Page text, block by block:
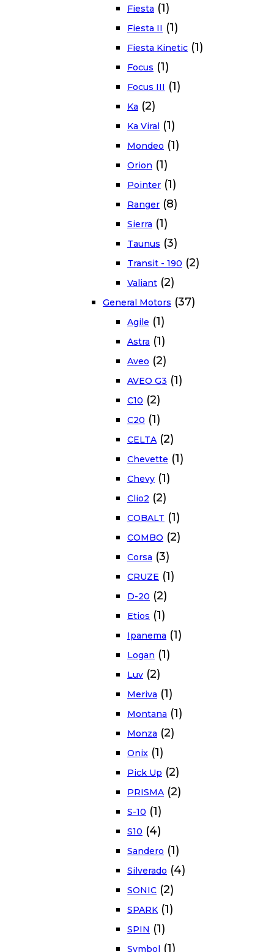
Fiesta (1)
Fiesta II (1)
Fiesta Kinetic (1)
Focus (1)
Focus III (1)
Ka (2)
Ka Viral (1)
Mondeo (1)
Orion (1)
Pointer (1)
Ranger (8)
Sierra (1)
Taunus (3)
Transit - 190 (2)
Valiant (2)
General Motors (37)
Agile (1)
Astra (1)
Aveo (2)
AVEO G3 (1)
C10 (2)
C20 (1)
CELTA (2)
Chevette (1)
Chevy (1)
Clio2 (2)
COBALT (1)
COMBO (2)
Corsa (3)
CRUZE (1)
D-20 (2)
Etios (1)
Ipanema (1)
Logan (1)
Luv (2)
Meriva (1)
Montana (1)
Monza (2)
Onix (1)
Pick Up (2)
PRISMA (2)
S-10 (1)
S10 (4)
Sandero (1)
Silverado (4)
SONIC (2)
SPARK (1)
SPIN (1)
Symbol (1)